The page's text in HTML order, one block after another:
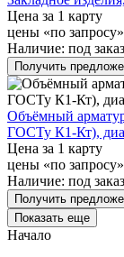
Цена за 1 карту
цены «по запросу»
Наличие: под заказ
Получить
Объёмный
ГОСТу К1-Кт),
Цена за 1 карту
цены «по запросу»
Наличие: под заказ
Получить
Показать еще
Начало